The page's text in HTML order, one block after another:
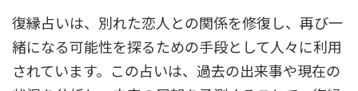
復縁占いは、別れた恋人との関係を修復し、再び一
緒になる可能性を探るための手段として人々に利用
されています。この占いは、過去の出来事や現在の